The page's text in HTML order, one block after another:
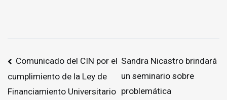
Navegación
de
entradas
Comunicado del CIN por el
cumplimiento de la Ley de
Financiamiento Universitario
Sandra Nicastro brindará
un seminario sobre
problemática